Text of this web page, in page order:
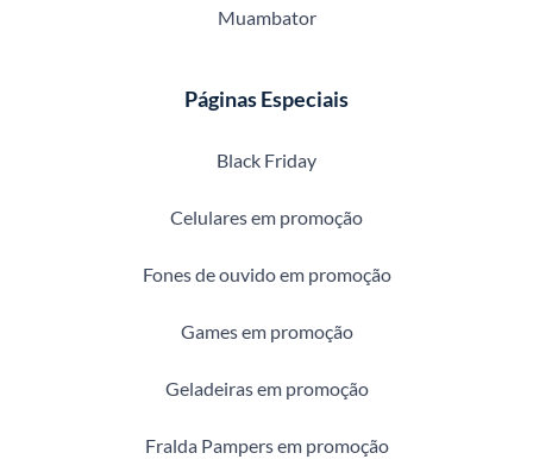
Muambator
Páginas Especiais
Black Friday
Celulares em promoção
Fones de ouvido em promoção
Games em promoção
Geladeiras em promoção
Fralda Pampers em promoção